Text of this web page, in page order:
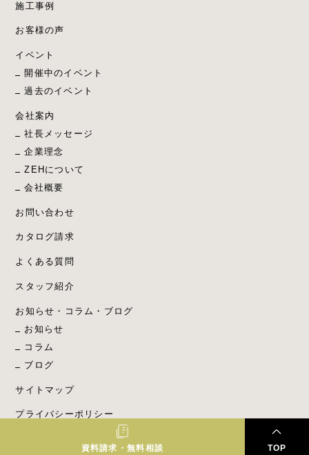
資料請求・無料相談 TOP
施工事例
お客様の声
イベント
開催中のイベント
過去のイベント
会社案内
社長メッセージ
企業理念
ZEHについて
会社概要
お問い合わせ
カタログ請求
よくある質問
スタッフ紹介
お知らせ・コラム・ブログ
お知らせ
コラム
ブログ
サイトマップ
プライバシーポリシー